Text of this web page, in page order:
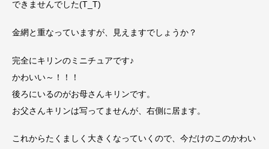
できませんでした(T_T)
金網と重なっていますが、見えますでしょうか？
完全にキリンのミニチュアです♪
かわいい～！！！
後ろにいるのがお母さんキリンです。
お父さんキリンは写ってませんが、右側に居ます。
これからたくましく大きくなっていくので、今だけのこのかわい